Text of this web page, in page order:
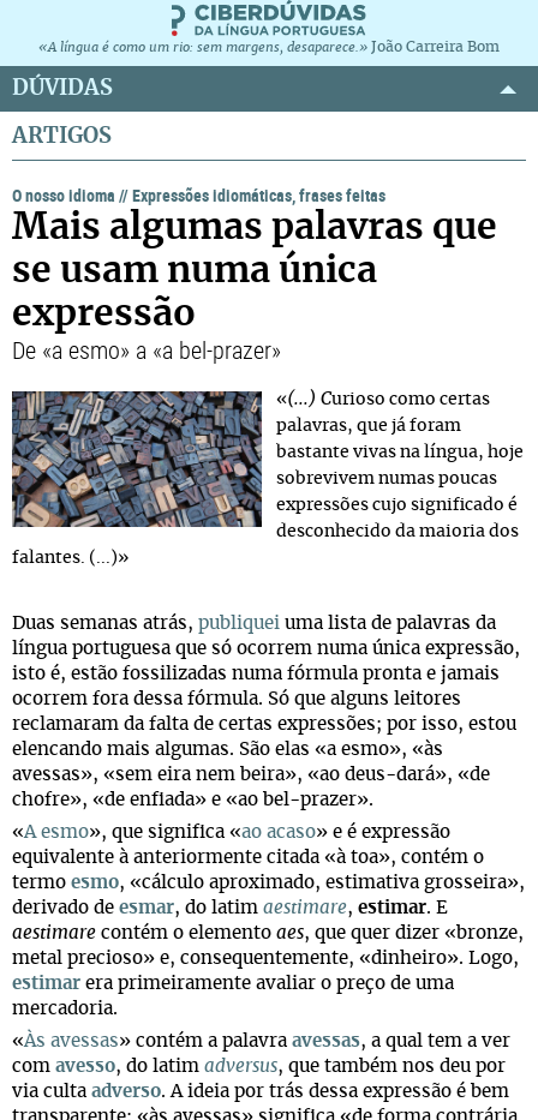
«A língua é como um rio: sem margens, desaparece.» João Carreira Bom
DÚVIDAS
ARTIGOS
O nosso idioma //Expressões idiomáticas, frases feitas
Mais algumas palavras que
se usam numa única
expressão
De «a esmo» a «a bel-prazer»
«(...) Curioso como certas
palavras, que já foram
bastante vivas na língua, hoje
sobrevivem numas poucas
expressões cujo significado é
desconhecido da maioria dos
falantes. (...)»
Duas semanas atrás, publiquei uma lista de palavras da
língua portuguesa que só ocorrem numa única expressão,
isto é, estão fossilizadas numa fórmula pronta e jamais
ocorrem fora dessa fórmula. Só que alguns leitores
reclamaram da falta de certas expressões; por isso, estou
elencando mais algumas. São elas «a esmo», «às
avessas», «sem eira nem beira», «ao deus-dará», «de
chofre», «de enfiada» e «ao bel-prazer».
«A esmo», que significa «ao acaso» e é expressão
equivalente à anteriormente citada «à toa», contém o
termo esmo, «cálculo aproximado, estimativa grosseira»,
derivado de esmar, do latim aestimare, estimar. E
aestimare contém o elemento aes, que quer dizer «bronze,
metal precioso» e, consequentemente, «dinheiro». Logo,
estimar era primeiramente avaliar o preço de uma
mercadoria.
«Às avessas» contém a palavra avessas, a qual tem a ver
com avesso, do latim adversus, que também nos deu por
via culta adverso. A ideia por trás dessa expressão é bem